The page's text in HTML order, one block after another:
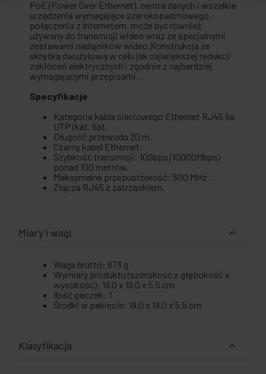
PoE (Power Over Ethernet), centra danych i wszelkie
urządzenia wymagające szerokopasmowego
połączenia z Internetem. może być również
używany do transmisji wideo wraz ze specjalnymi
zestawami nadajników wideo.Konstrukcja ze
skrętką dwużyłową w celu jak największej redukcji
zakłóceń elektrycznych i zgodnie z najbardziej
wymagającymi przepisami. .
Specyfikacje
Kategoria kabla sieciowego Ethernet RJ45 6a
UTP (kat. 6a).
Długość przewodu 20 m.
Czarny kabel Ethernet.
Szybkość transmisji: 10Gbps (10000Mbps)
ponad 100 metrów.
Maksymalna przepustowość: 500 MHz.
Złącza RJ45 z zatrzaskiem.
Miary i wagi
Waga brutto: 873 g
Wymiary produktu (szerokość x głębokość x
wysokość): 19.0 x 19.0 x 5.5 cm
Ilość paczek: 1
Środki w pakiecie: 19.0 x 19.0 x 5.5 cm
Klasyfikacja